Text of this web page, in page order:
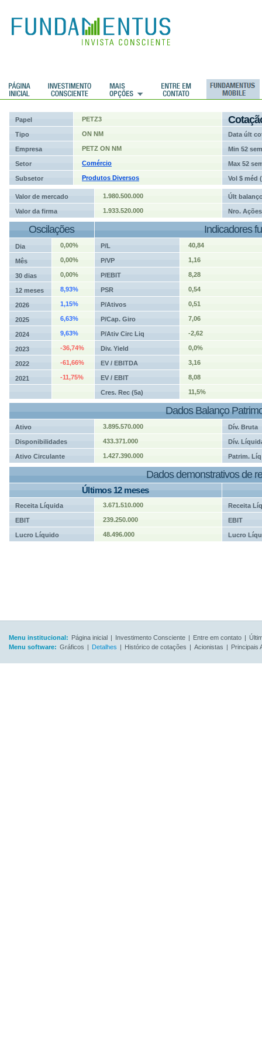
Papel PETZ3
Tipo ON NM Data últ
Empresa PETZ ON NM Min 52 sem
Setor Comércio Max 52
Subsetor Produtos Diversos Vol $ méd
Valor de mercado 1.980.500.000 Últ
Valor da firma 1.933.520.000 Nro. Ações
Oscilações Indicadores
Dia 0,00% P/L 40,84
Mês 0,00% P/VP 1,16
30 dias 0,00% P/EBIT 8,28
12 meses 8,93% PSR 0,54
2026 1,15% P/Ativos 0,51
2025 6,63% P/Cap. Giro 7,06
2024 9,63% P/Ativ Circ Liq -2,62
2023 -36,74% Div. Yield 0,0%
2022 -61,66% EV / EBITDA 3,16
2021 -11,75% EV / EBIT 8,08
Cres. Rec (5a) 11,5%
Dados Balanço
Ativo 3.895.570.000 Dív. Bruta
Disponibilidades 433.371.000 Dív.
Ativo Circulante 1.427.390.000 Patrim. Líq
Dados demonstrativos de
Últimos 12 meses
Receita Líquida 3.671.510.000 Receita
EBIT 239.250.000 EBIT
Lucro Líquido 48.496.000 Lucro
Menu institucional: Página inicial | Investimento Consciente | Entre em contato |
Menu software: Gráficos | Detalhes | Histórico de cotações | Acionistas | Principais